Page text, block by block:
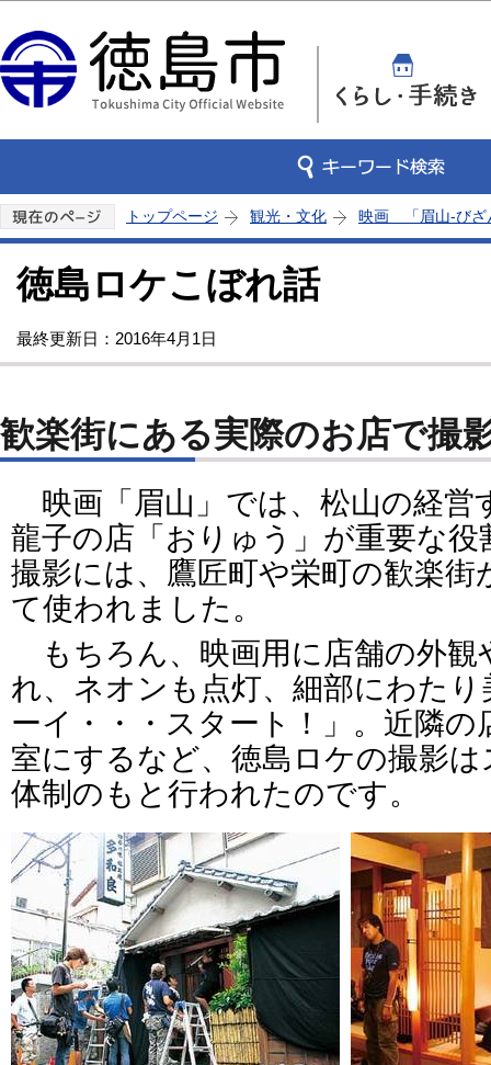
トップページ 観光・文化 映画 「眉山-び
徳島ロケこぼれ話
最終更新日：2016年4月1日
歓楽街にある実際のお店で撮
映画「眉山」では、松山の経営
龍子の店「おりゅう」が重要な
撮影には、鷹匠町や栄町の歓楽
て使われました。
もちろん、映画用に店舗の外観
れ、ネオンも点灯、細部にわた
ーイ・・・スタート！」。近隣
室にするなど、徳島ロケの撮影
体制のもと行われたのです。